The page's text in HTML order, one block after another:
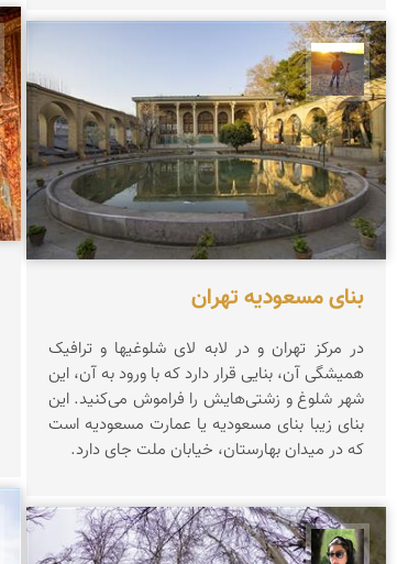
مهدی مخلصیان
بنای مسعودیه تهران
در مرکز تهران و در لابه لای شلوغیها و ترافیک
همیشگی آن، بنایی قرار دارد که با ورود به آن، این
شهر شلوغ و زشتی‌هایش را فراموش می‌کنید. این
بنای زیبا بنای مسعودیه یا عمارت مسعودیه است
که در میدان بهارستان، خیابان ملت جای دارد.
سپیده اصلان